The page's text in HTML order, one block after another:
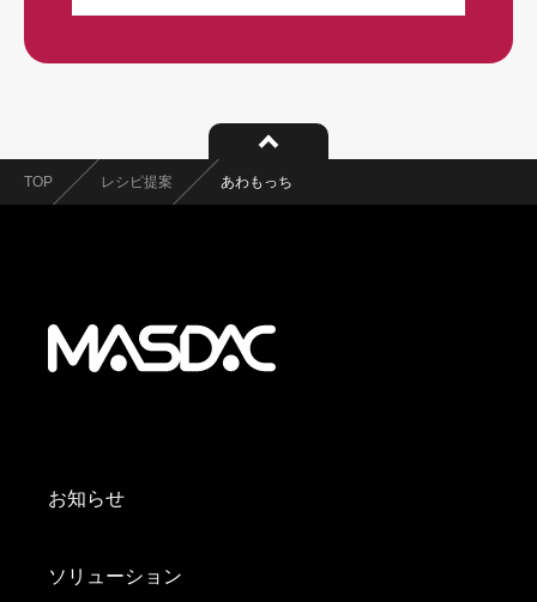
TOP レシピ提案 あわもっち
お知らせ
ソリューション